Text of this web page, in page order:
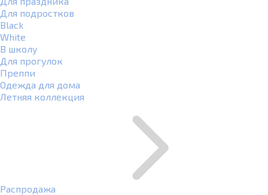
Для подростков
Black
White
В школу
Для прогулок
Преппи
Одежда для дома
Летняя коллекция
Распродажа